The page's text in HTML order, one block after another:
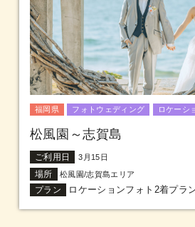
福岡県 フォトウェディング ロケーシ
松風園～志賀島
ご利用日 3月15日
場所 松風園/志賀島エリア
プラン ロケーションフォト2着プラ